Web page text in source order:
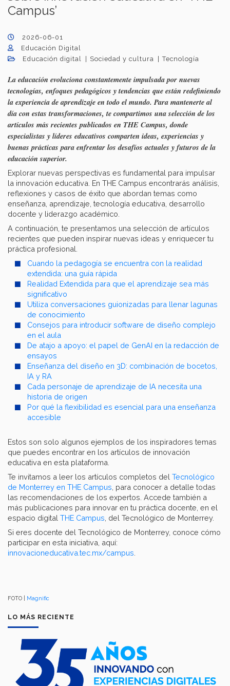
Campus’
2026-06-01
Educación Digital
Educación digital
Sociedad y cultura Tecnología
La educación evoluciona constantemente impulsada por nuevas
tecnologías, enfoques pedagógicos y tendencias que están redefiniendo
la experiencia de aprendizaje en todo el mundo. Para mantenerte al
día con estas transformaciones, te compartimos una selección de los
artículos más recientes publicados en THE Campus, donde
especialistas y líderes educativos comparten ideas, experiencias y
buenas prácticas para enfrentar los desafíos actuales y futuros de la
educación superior.
Explorar nuevas perspectivas es fundamental para impulsar
la innovación educativa. En THE Campus encontrarás análisis,
reflexiones y casos de éxito que abordan temas como
enseñanza, aprendizaje, tecnología educativa, desarrollo
docente y liderazgo académico.
A continuación, te presentamos una selección de artículos
recientes que pueden inspirar nuevas ideas y enriquecer tu
práctica profesional.
Cuando la pedagogía se encuentra con la realidad
extendida: una guía rápida
Realidad Extendida para que el aprendizaje sea más
significativo
Utiliza conversaciones guionizadas para llenar lagunas
de conocimiento
Consejos para introducir software de diseño complejo
en el aula
De atajo a apoyo: el papel de GenAI en la redacción de
ensayos
Enseñanza del diseño en 3D: combinación de bocetos,
IA y RA
Cada personaje de aprendizaje de IA necesita una
historia de origen
Por qué la flexibilidad es esencial para una enseñanza
accesible
Estos son solo algunos ejemplos de los inspiradores temas
que puedes encontrar en los artículos de innovación
educativa en esta plataforma.
Te invitamos a leer los artículos completos del Tecnológico
de Monterrey en THE Campus , para conocer a detalle todas
las recomendaciones de los expertos. Accede también a
más publicaciones para innovar en tu práctica docente, en el
espacio digital THE Campus , del Tecnológico de Monterrey.
Si eres docente del Tecnológico de Monterrey, conoce cómo
participar en esta iniciativa, aquí:
innovacioneducativa.tec.mx/campus
FOTO | Magnific
LO MÁS RECIENTE